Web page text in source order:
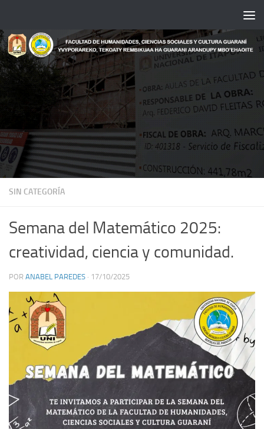
SIN CATEGORÍA
Semana del Matemático 2025:
creatividad, ciencia y comunidad.
POR ANABEL PAREDES · 17/10/2025